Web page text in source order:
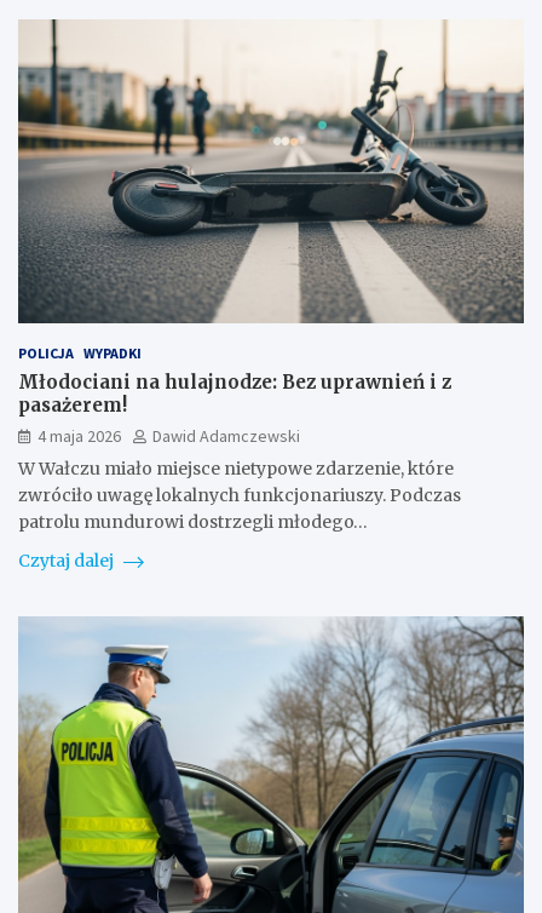
POLICJA WYPADKI
Młodociani na hulajnodze: Bez uprawnień i z
pasażerem!
4 maja 2026
Dawid Adamczewski
W Wałczu miało miejsce nietypowe zdarzenie, które
zwróciło uwagę lokalnych funkcjonariuszy. Podczas
patrolu mundurowi dostrzegli młodego…
Czytaj dalej